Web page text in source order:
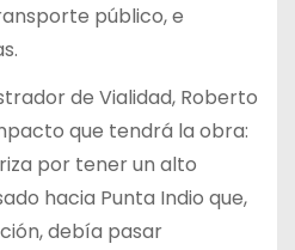
público, e
de Vialidad, Roberto
que tendrá la obra:
por tener un alto
hacia Punta Indio que,
debía pasar